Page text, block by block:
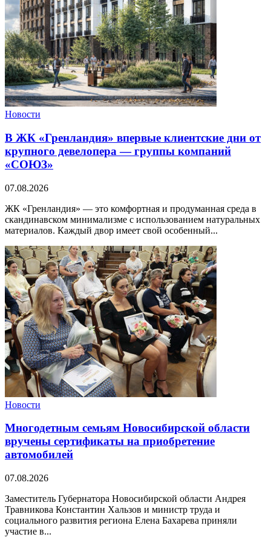
Новости
В ЖК «Гренландия» впервые клиентские дни от
крупного девелопера — группы компаний
«СОЮЗ»
07.08.2026
ЖК «Гренландия» — это комфортная и продуманная среда в
скандинавском минимализме с использованием натуральных
материалов. Каждый двор имеет свой особенный...
Новости
Многодетным семьям Новосибирской области
вручены сертификаты на приобретение
автомобилей
07.08.2026
Заместитель Губернатора Новосибирской области Андрея
Травникова Константин Хальзов и министр труда и
социального развития региона Елена Бахарева приняли
участие в...